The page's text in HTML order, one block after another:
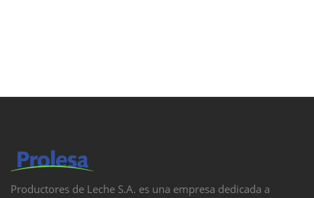
Productores de Leche S.A. es una empresa dedicada a